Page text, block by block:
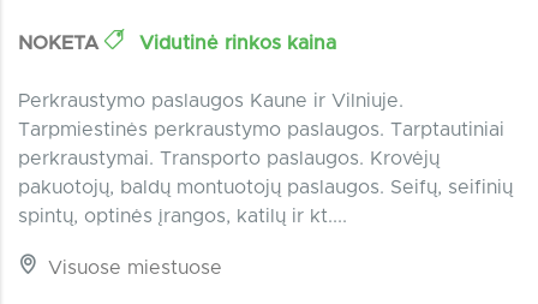
NOKETA Vidutinė rinkos kaina
Perkraustymo paslaugos Kaune ir Vilniuje.
Tarpmiestinės perkraustymo paslaugos. Tarptautiniai
perkraustymai. Transporto paslaugos. Krovėjų
pakuotojų, baldų montuotojų paslaugos. Seifų, seifinių
spintų, optinės įrangos, katilų ir kt....
Visuose miestuose